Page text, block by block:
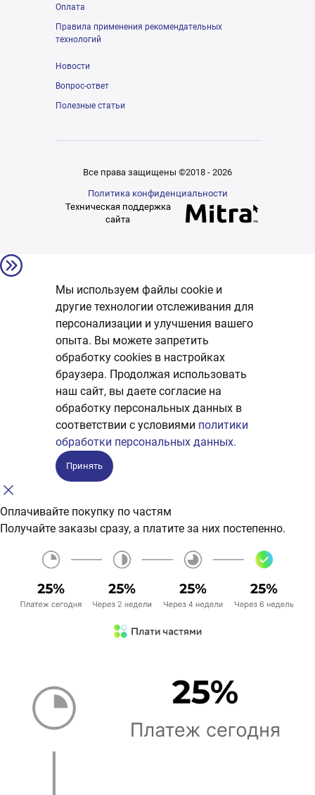
Оплата
Правила применения рекомендательных
технологий
Новости
Вопрос-ответ
Полезные статьи
Все права защищены ©2018 - 2026
Политика конфиденциальности
Техническая поддержка
сайта
Мы используем файлы cookie и
другие технологии отслеживания для
персонализации и улучшения вашего
опыта. Вы можете запретить
обработку сookies в настройках
браузера. Продолжая использовать
наш сайт, вы даете согласие на
обработку персональных данных в
соответствии с условиями политики
обработки персональных данных.
Принять
Оплачивайте покупку по частям
Получайте заказы сразу, а платите за них постепенно.